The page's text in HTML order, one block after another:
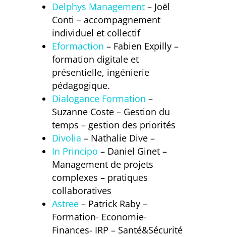
Delphys Management– Joël
Conti – accompagnement
individuel et collectif
Eformaction – Fabien Expilly –
formation digitale et
présentielle, ingénierie
pédagogique.
Dialogance Formation –
Suzanne Coste – Gestion du
temps – gestion des priorités
Divolia – Nathalie Dive –
In Principo – Daniel Ginet –
Management de projets
complexes – pratiques
collaboratives
Astree– Patrick Raby –
Formation- Economie-
Finances- IRP – Santé&Sécurité